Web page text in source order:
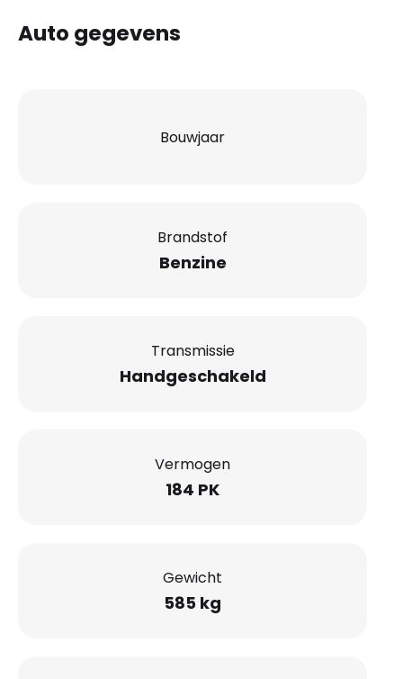
Auto gegevens
Bouwjaar
Brandstof
Benzine
Transmissie
Handgeschakeld
Vermogen
184 PK
Gewicht
585 kg